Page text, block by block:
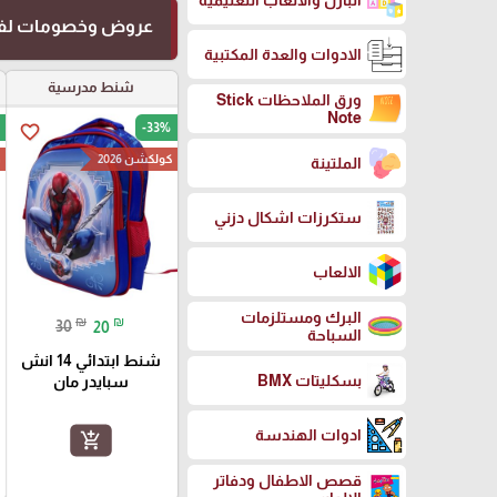
الادوات والعدة المكتبية
ورق الملاحظات Stick
Note
الملتينة
ستكرزات اشكال دزني
الالعاب
البرك ومستلزمات
السباحة
بسكليتات BMX
ادوات الهندسة
قصص الاطفال ودفاتر
عروض وخصومات
شنط مدرسية
favorite_border -33%
كولكشن 2026
30 ₪ 20 ₪
شنط ابتدائي 14 انش
سبايدر مان
add_shopping_cart